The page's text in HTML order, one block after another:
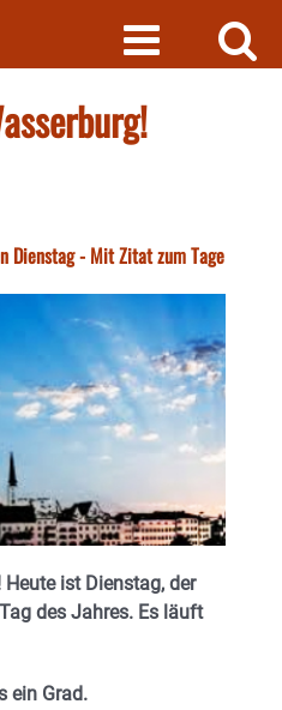
Dienstag - Mit Zitat zum Tage
ist Dienstag, der
des Jahres. Es läuft
ein Grad.